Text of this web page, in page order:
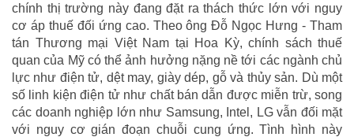
chính thị trường này đang đặt ra thách thức lớn với nguy
cơ áp thuế đối ứng cao. Theo ông Đỗ Ngọc Hưng - Tham
tán Thương mại Việt Nam tại Hoa Kỳ, chính sách thuế
quan của Mỹ có thể ảnh hưởng nặng nề tới các ngành chủ
lực như điện tử, dệt may, giày dép, gỗ và thủy sản. Dù một
số linh kiện điện tử như chất bán dẫn được miễn trừ, song
các doanh nghiệp lớn như Samsung, Intel, LG vẫn đối mặt
với nguy cơ gián đoạn chuỗi cung ứng. Tình hình này